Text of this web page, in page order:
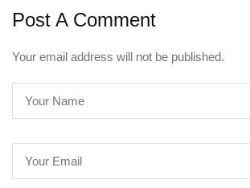
Post A Comment
Your email address will not be published.